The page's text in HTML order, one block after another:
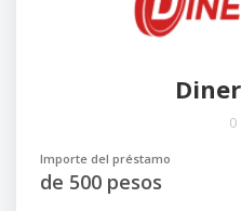
0
Importe del préstamo
de 500 pesos